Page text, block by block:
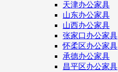
天津办公家具
山东办公家具
山西办公家具
张家口办公家具
怀柔区办公家具
承德办公家具
昌平区办公家具